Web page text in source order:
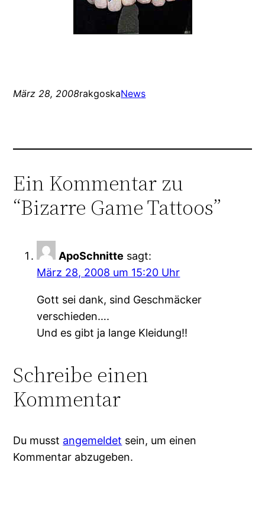
März 28, 2008rakgoskaNews
Ein Kommentar zu
“Bizarre Game Tattoos”
ApoSchnitte sagt:
März 28, 2008 um 15:20 Uhr
Gott sei dank, sind Geschmäcker
verschieden….
Und es gibt ja lange Kleidung!!
Schreibe einen
Kommentar
Du musst angemeldet sein, um einen
Kommentar abzugeben.